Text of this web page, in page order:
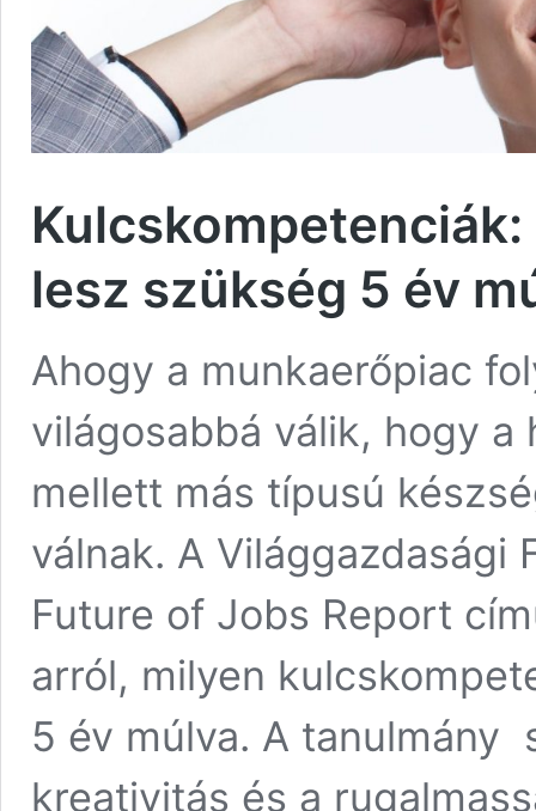
lesz szükség 5 év
Ahogy a munkaerőpiac
világosabbá válik, hogy a
mellett más típusú
válnak. A Világgazdasági
Future of Jobs Report
arról, milyen
5 év múlva. A tanulmány
kreativitás és a